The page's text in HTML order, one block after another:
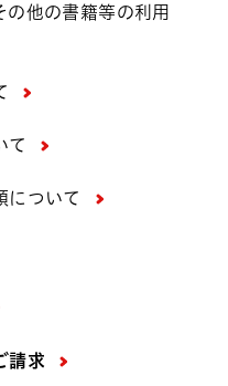
の他の書籍等の利用
て
について
請求